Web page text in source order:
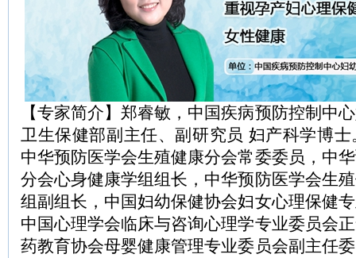
【专家简介】郑睿敏，中国疾病预防控制中
卫生保健部副主任、副研究员 妇产科学博
中华预防医学会生殖健康分会常委委员，中
分会心身健康学组组长，中华预防医学会生
组副组长，中国妇幼保健协会妇女心理保健
中国心理学会临床与咨询心理学专业委员会
药教育协会母婴健康管理专业委员会副主任